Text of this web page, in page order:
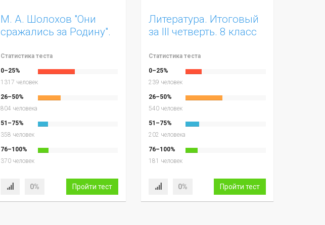
М. А. Шолохов "Они
сражались за Родину".
Статистика теста
0–25%
1317 человек
26–50%
804 человека
51–75%
358 человек
76–100%
370 человек
0% Пройти тест
Литература. Итоговый
за III четверть. 8 класс
Статистика теста
0–25%
239 человек
26–50%
540 человек
51–75%
202 человека
76–100%
181 человек
0% Пройти тест